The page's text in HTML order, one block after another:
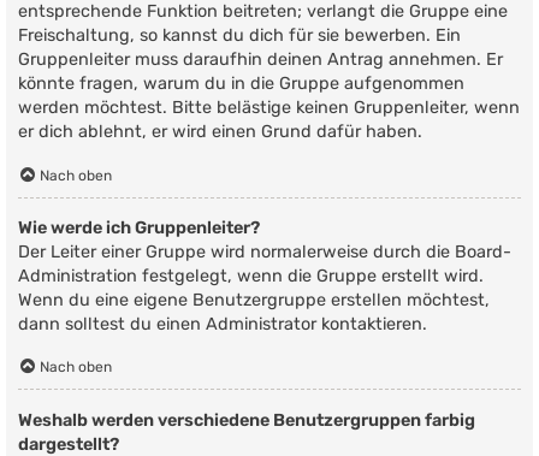
entsprechende Funktion beitreten; verlangt die Gruppe eine
Freischaltung, so kannst du dich für sie bewerben. Ein
Gruppenleiter muss daraufhin deinen Antrag annehmen. Er
könnte fragen, warum du in die Gruppe aufgenommen
werden möchtest. Bitte belästige keinen Gruppenleiter, wenn
er dich ablehnt, er wird einen Grund dafür haben.
Nach oben
Wie werde ich Gruppenleiter?
Der Leiter einer Gruppe wird normalerweise durch die Board-
Administration festgelegt, wenn die Gruppe erstellt wird.
Wenn du eine eigene Benutzergruppe erstellen möchtest,
dann solltest du einen Administrator kontaktieren.
Nach oben
Weshalb werden verschiedene Benutzergruppen farbig
dargestellt?